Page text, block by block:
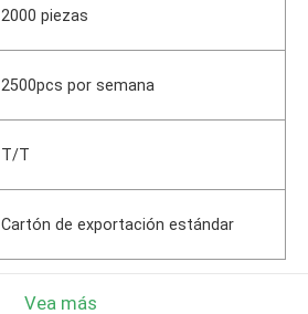
2000 piezas
2500pcs por semana
T/T
Cartón de exportación estándar
Vea más